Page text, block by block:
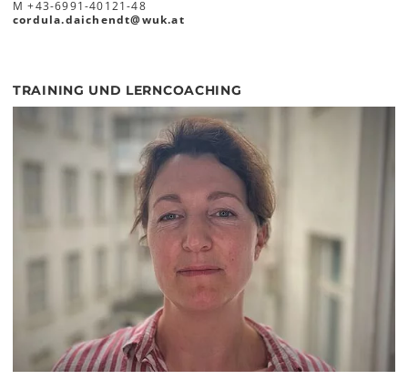
M+43-6991-40121-48
cordula.daichendt@wuk.at
TRAINING UND LERNCOACHING